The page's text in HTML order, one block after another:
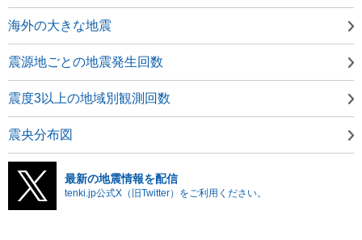
海外の大きな地震
震源地ごとの地震発生回数
震度3以上の地域別観測回数
震央分布図
最新の地震情報を配信
tenki.jp公式X（旧Twitter）をご利用ください。